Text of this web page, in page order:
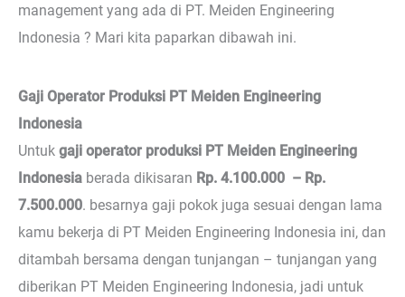
management yang ada di PT. Meiden Engineering
Indonesia ? Mari kita paparkan dibawah ini.
Gaji Operator Produksi PT Meiden Engineering
Indonesia
Untuk gaji operator produksi PT Meiden Engineering
Indonesia berada dikisaran Rp. 4.100.000 – Rp.
7.500.000. besarnya gaji pokok juga sesuai dengan lama
kamu bekerja di PT Meiden Engineering Indonesia ini, dan
ditambah bersama dengan tunjangan – tunjangan yang
diberikan PT Meiden Engineering Indonesia, jadi untuk